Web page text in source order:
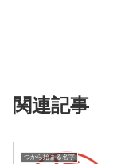
関連記事
つから始まる名字